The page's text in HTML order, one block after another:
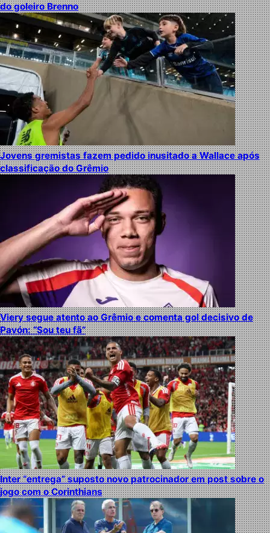
do goleiro Brenno
Jovens gremistas fazem pedido inusitado a Wallace após
classificação do Grêmio
Viery segue atento ao Grêmio e comenta gol decisivo de
Pavón: “Sou teu fã”
Inter “entrega” suposto novo patrocinador em post sobre o
jogo com o Corinthians